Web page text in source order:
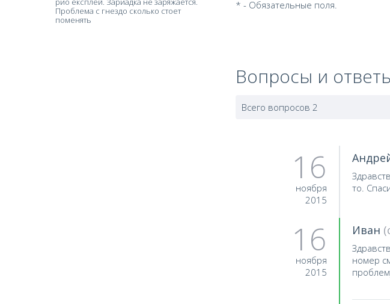
* - Обязательные поля.
Вопросы и
Всего вопросов 2
16
ноября
2015
то.
16
ноября
2015
Иван
номер
Проблема с гнездо сколько стоет
поменять